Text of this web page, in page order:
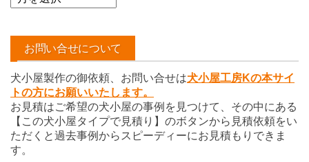
ー
イ
お問い合せについて
犬小屋製作の御依頼、お問い合せは犬小屋工房Kの本サイ
トの方にお願いいたします。
お見積はご希望の犬小屋の事例を見つけて、その中にある
【この犬小屋タイプで見積り】のボタンから見積依頼をい
ただくと過去事例からスピーディーにお見積もりできま
す。